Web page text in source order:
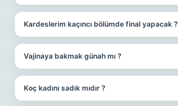
Kardeslerim kaçıncı bölümde final yapacak ?
Vajinaya bakmak günah mı ?
Koç kadını sadık mıdır ?